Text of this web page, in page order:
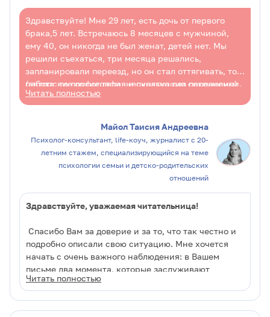
Здравствуйте! Мне 29 лет, есть дочь от первого
брака,5 лет. Встречаюсь 8 месяцев с мужчиной,
ему 40, он никогда не был женат, детей нет. Мы
решили съехаться, три месяца решались,
запланировали переезд, но он стал оттягивать, то
работа, то другие дела, несколько раз переносили.
Вчера подтвердил, что приедет и снова не
признался: испугался, что нам будет тяжело
адаптироваться, что отношения испортятся и мы
расстанемся. Предлагает оставаться у него с
дочкой с ночевкой на день-два, чтобы привыкнуть
не так резко. Я же так не хочу, хочу жить семьей,
обсудить. Что посоветуете?
(авторские орфография и пунктуация сохранены)
Читать полностью
Майол Таисия Андреевна
Психолог-консультант, life-коуч, журналист с 20-
летним стажем, специализирующийся на теме
психологии семьи и детско-родительских
отношений
Здравствуйте, уважаемая читательница!
Спасибо Вам за доверие и за то, что так честно и
подробно описали свою ситуацию. Мне хочется
начать с очень важного наблюдения: в Вашем
письме два момента, которые заслуживают
особого внимания.
Читать полностью